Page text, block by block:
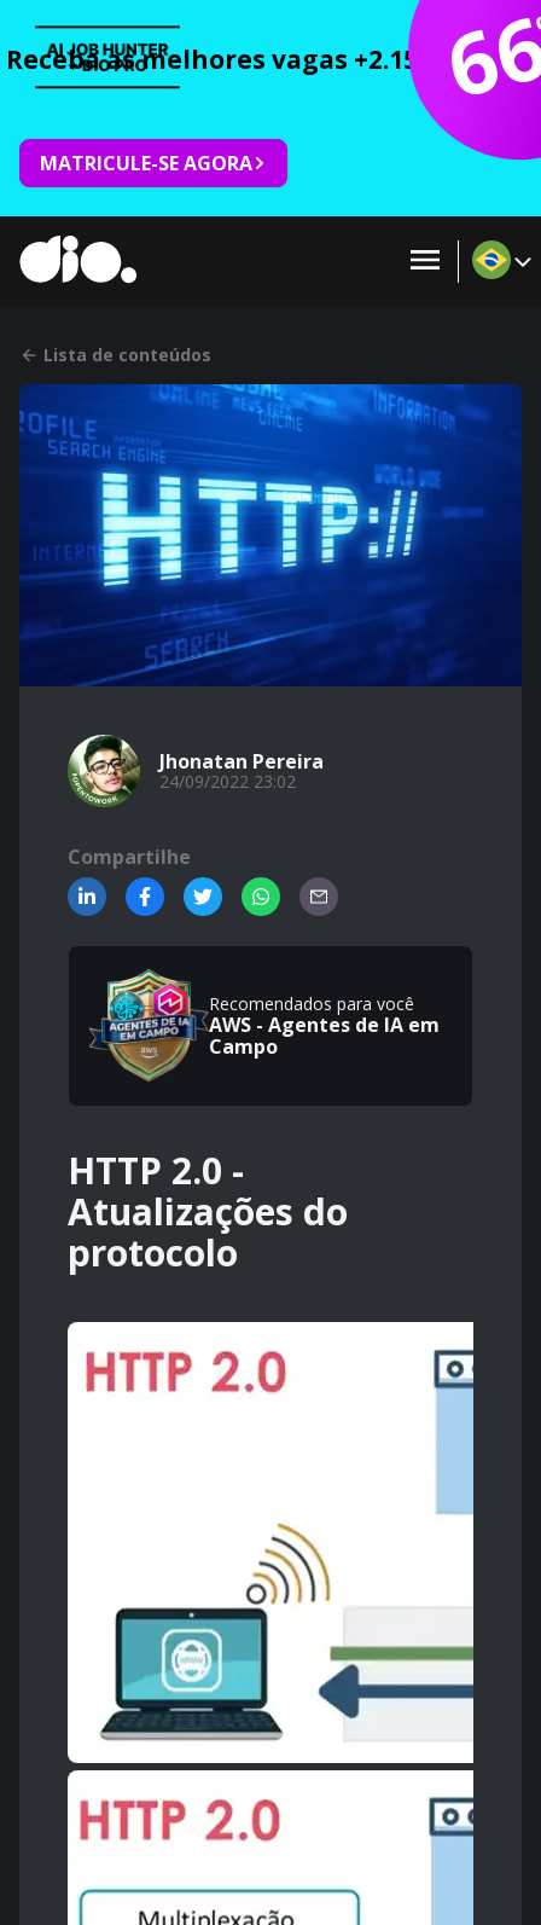
Receba as melhores vagas +2.150 cursos
MATRICULE-SE AGORA
Lista de conteúdos
Jhonatan Pereira
24/09/2022 23:02
Compartilhe
Recomendados para você
AWS - Agentes de IA em
Campo
HTTP 2.0 -
Atualizações do
protocolo